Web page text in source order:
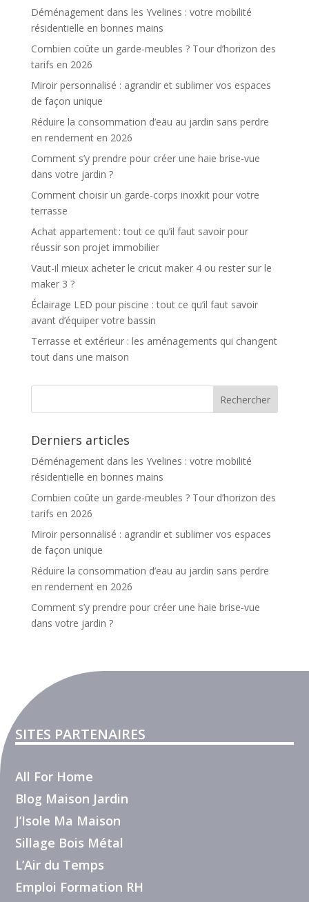
Déménagement dans les Yvelines : votre mobilité
résidentielle en bonnes mains
Combien coûte un garde-meubles ? Tour d’horizon des
tarifs en 2026
Miroir personnalisé : agrandir et sublimer vos espaces
de façon unique
Réduire la consommation d’eau au jardin sans perdre
en rendement en 2026
Comment s’y prendre pour créer une haie brise-vue
dans votre jardin ?
Comment choisir un garde-corps inoxkit pour votre
terrasse
Achat appartement : tout ce qu’il faut savoir pour
réussir son projet immobilier
Vaut-il mieux acheter le cricut maker 4 ou rester sur le
maker 3 ?
Éclairage LED pour piscine : tout ce qu’il faut savoir
avant d’équiper votre bassin
Terrasse et extérieur : les aménagements qui changent
tout dans une maison
Derniers articles
Déménagement dans les Yvelines : votre mobilité
résidentielle en bonnes mains
Combien coûte un garde-meubles ? Tour d’horizon des
tarifs en 2026
Miroir personnalisé : agrandir et sublimer vos espaces
de façon unique
Réduire la consommation d’eau au jardin sans perdre
en rendement en 2026
Comment s’y prendre pour créer une haie brise-vue
dans votre jardin ?
SITES PARTENAIRES
All For Home
Blog Maison Jardin
J’Isole Ma Maison
Sillage Bois Métal
L’Air du Temps
Emploi Formation RH